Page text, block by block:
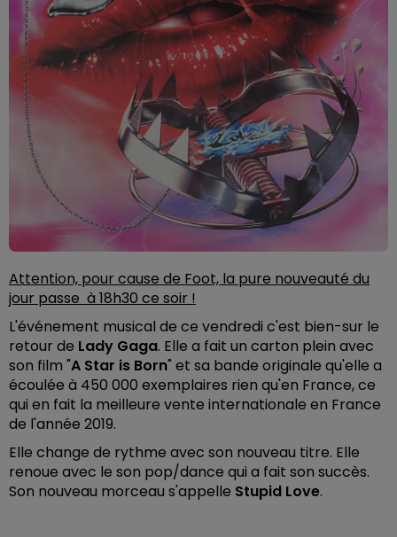
Attention, pour cause de Foot, la pure nouveauté du
jour passe à 18h30 ce soir !
L'événement musical de ce vendredi c'est bien-sur le
retour de Lady Gaga. Elle a fait un carton plein avec
son film "A Star is Born" et sa bande originale qu'elle a
écoulée à 450 000 exemplaires rien qu'en France, ce
qui en fait la meilleure vente internationale en France
de l'année 2019.
Elle change de rythme avec son nouveau titre. Elle
renoue avec le son pop/dance qui a fait son succès.
Son nouveau morceau s'appelle Stupid Love.